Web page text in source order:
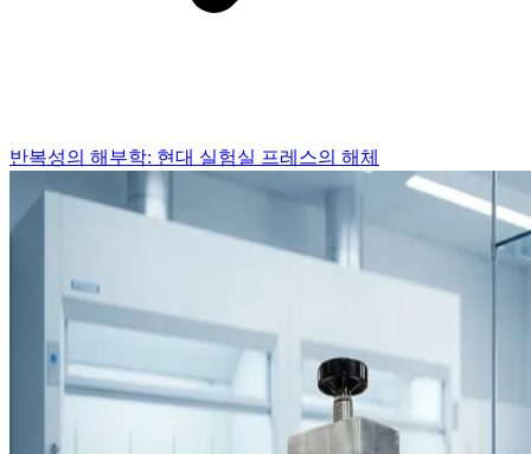
반복성의 해부학: 현대 실험실 프레스의 해체